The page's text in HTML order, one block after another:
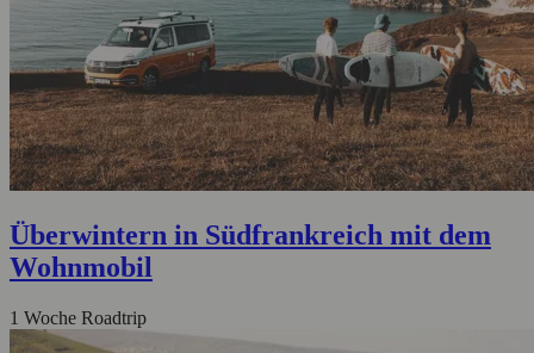
Überwintern in Südfrankreich mit dem
Wohnmobil
1 Woche Roadtrip